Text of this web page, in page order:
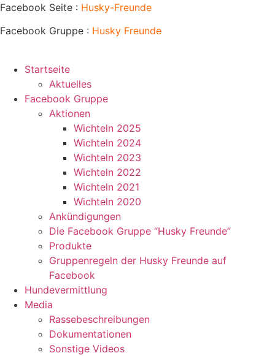
Zum
springen
Facebook Seite : Husky-Freunde
Facebook Gruppe : Husky Freunde
Startseite
Aktuelles
Facebook Gruppe
Aktionen
Wichteln 2025
Wichteln 2024
Wichteln 2023
Wichteln 2022
Wichteln 2021
Wichteln 2020
Ankündigungen
Die Facebook Gruppe “Husky Freunde”
Produkte
Gruppenregeln der Husky Freunde auf
Facebook
Hundevermittlung
Media
Rassebeschreibungen
Dokumentationen
Sonstige Videos